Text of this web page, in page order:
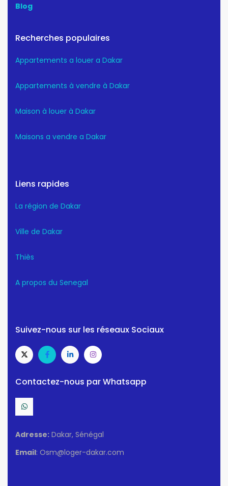
Blog
Recherches populaires
Appartements a louer a Dakar
Appartements à vendre à Dakar
Maison à louer à Dakar
Maisons a vendre a Dakar
Liens rapides
La région de Dakar
Ville de Dakar
Thiès
A propos du Senegal
Suivez-nous sur les réseaux Sociaux
Contactez-nous par Whatsapp
Adresse: Dakar, Sénégal
Email: Osm@loger-dakar.com